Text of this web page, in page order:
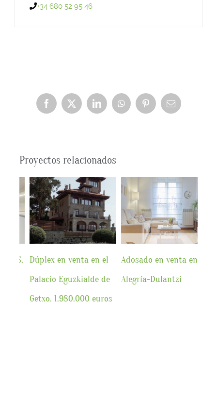
+34 680 52 95 46
Facebook
X LinkedInWhatsAppPinterestCorreo
electrónico
Proyectos relacionados
Adosado en venta en
Alegría-Dulantzi
Centro de Madrid,
apartamento en
alquiler